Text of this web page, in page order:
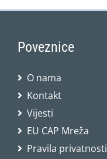
Poveznice
O nama
Kontakt
Vijesti
EU CAP Mreža
Pravila privatnosti